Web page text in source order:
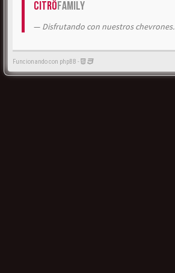
CitröFamily
Disfrutando con nuestros chevrones.
Funcionando con phpBB -